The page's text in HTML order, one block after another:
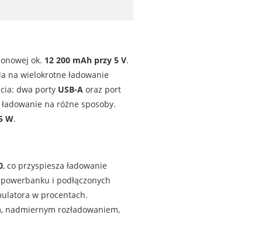
ok. 12 200 mAh przy 5 V.
na wielokrotne ładowanie
dwa porty USB-Aoraz port
na różne sposoby.
W.
, co przyspiesza ładowanie
i podłączonych
w procentach.
nadmiernym rozładowaniem,